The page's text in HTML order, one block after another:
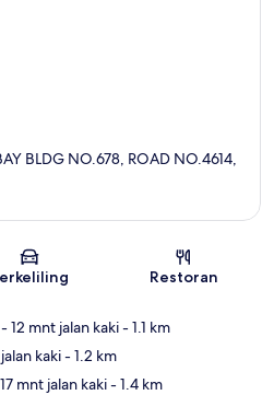
BLDG NO.678, ROAD NO.4614,
Restoran
- 12 mnt jalan kaki- 1.1 km
kaki- 1.2 km
mnt jalan kaki- 1.4 km